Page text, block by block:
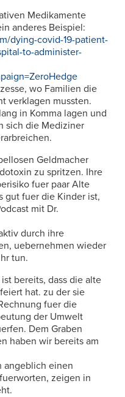
Medikamente
anderes Beispiel:
dying-covid-19-patient-
to-administer-
wo Familien die
verklagen mussten.
in Komma lagen und
sich die Mediziner
Geldmacher
zu spritzen. Ihre
fuer paar Alte
gut fuer die Kinder ist,
mit Dr.
durch ihre
uebernehmen wieder
tun.
bereits, dass die alte
hat. zu der sie
fuer die
der Umwelt
Dem Graben
haben wir bereits am
angeblich einen
zeigen in